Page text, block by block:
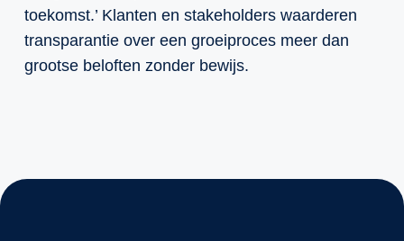
toekomst.’ Klanten en stakeholders waarderen
transparantie over een groeiproces meer dan
grootse beloften zonder bewijs.